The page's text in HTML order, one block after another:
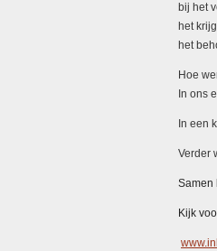
bij het
het
het
Hoe
In ons
In een
Verder
Samen
Kijk